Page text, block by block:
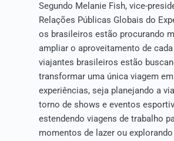
Segundo Melanie Fish, vice-
Relações Públicas Globais do
os brasileiros estão procurando
ampliar o aproveitamento de cada
viajantes brasileiros estão
transformar uma única viagem
experiências, seja planejando a
torno de shows e eventos
estendendo viagens de trabalho
momentos de lazer ou